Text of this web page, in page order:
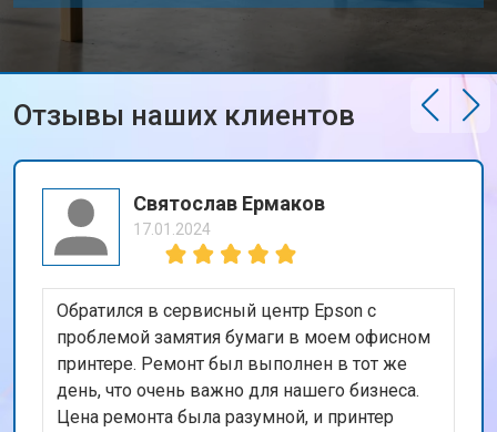
Отзывы наших клиентов
Святослав Ермаков
17.01.2024
Обратился в сервисный центр Epson с
проблемой замятия бумаги в моем офисном
принтере. Ремонт был выполнен в тот же
день, что очень важно для нашего бизнеса.
Цена ремонта была разумной, и принтер